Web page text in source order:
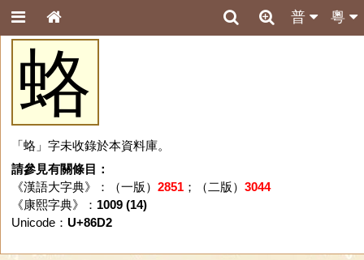
粵
普
蛒
「蛒」字未收錄於本資料庫。
請參見有關條目：
《漢語大字典》：（一版） 2851；（二版） 3044
《康熙字典》： 1009 (14)
Unicode： U+86D2